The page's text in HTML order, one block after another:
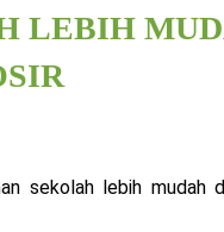
LEBIH
sekolah lebih mudah